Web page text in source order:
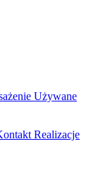
Używane
Realizacje